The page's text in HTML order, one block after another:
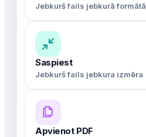
Jebkurš fails jebkurā formātā
Saspiest
Jebkurš fails jebkura izmēra
Apvienot PDF